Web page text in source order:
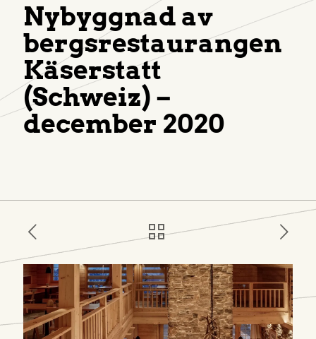
Nybyggnad av
bergsrestaurangen
Käserstatt
(Schweiz) –
december 2020